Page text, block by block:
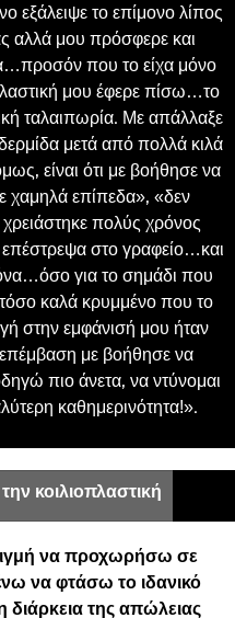
εξάλειψε το επίμονο λίπος
αλλά μου πρόσφερε και
που το είχα μόνο
μου έφερε πίσω…το
ταλαιπωρία. Με απάλλαξε
μετά από πολλά κιλά
είναι ότι με βοήθησε να
χαμηλά επίπεδα», «δεν
πολύς χρόνος
στο γραφείο…και
για το σημάδι που
καλά κρυμμένο που το
στην εμφάνισή μου ήταν
με βοήθησε να
πιο άνετα, να ντύνομαι
καθημερινότητα!».
κοιλιοπλαστική
να προχωρήσω σε
να φτάσω το ιδανικό
της απώλειας